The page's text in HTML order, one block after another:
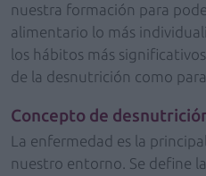
nuestra formación para
alimentario lo más
los hábitos más
de la desnutrición como
Concepto de
La enfermedad es la
nuestro entorno. Se define